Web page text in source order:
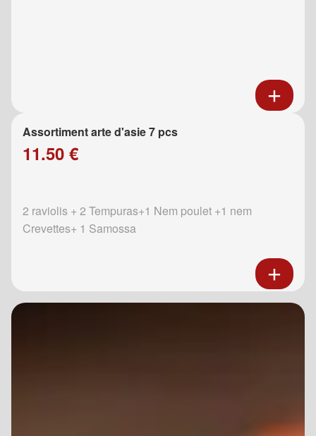
Assortiment arte d'asie 7 pcs
11.50 €
2 raviolis + 2 Tempuras+1 Nem poulet +1 nem
Crevettes+ 1 Samossa